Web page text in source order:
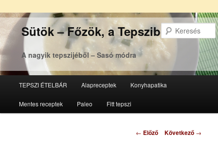
Sütök – Főzök, a Tepsziből
A nagyik tepszijéből – Sasó módra
Tovább
az
Tovább
a
TEPSZI ÉTELBÁR Alapreceptek Konyhapatika
Mentes receptek Paleo Fitt tepszi
Bejegyzés
← Előző Következő →